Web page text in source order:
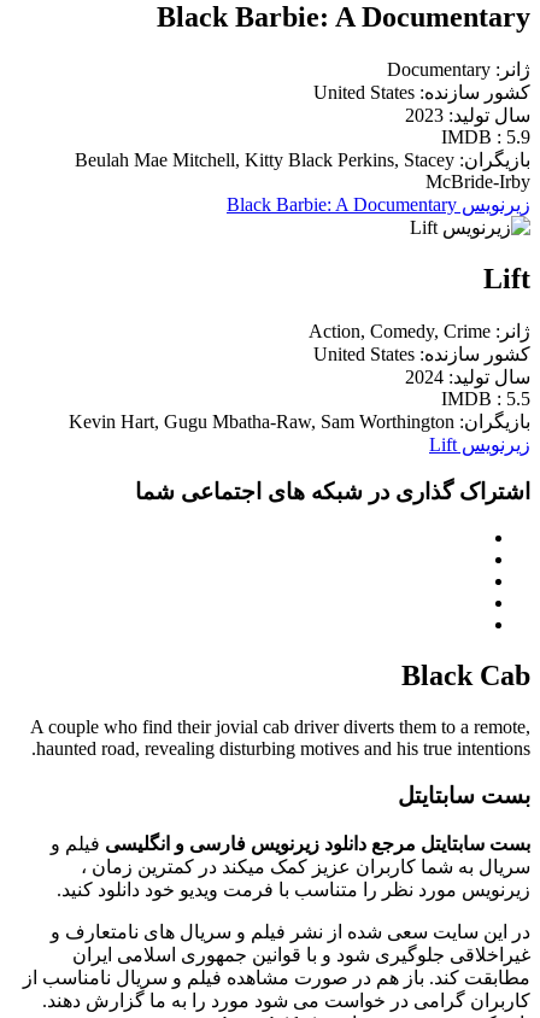
Black Barbie: A Documentary
ژانر: Documentary
کشور سازنده: United States
سال تولید: 2023
IMDB : 5.9
بازیگران: Beulah Mae Mitchell, Kitty Black Perkins, Stacey
McBride-Irby
زیرنویس Black Barbie: A Documentary
Lift
ژانر: Action, Comedy, Crime
کشور سازنده: United States
سال تولید: 2024
IMDB : 5.5
بازیگران: Kevin Hart, Gugu Mbatha-Raw, Sam Worthington
زیرنویس Lift
اشتراک گذاری در شبکه های اجتماعی شما
Black Cab
A couple who find their jovial cab driver diverts them to a remote,
haunted road, revealing disturbing motives and his true intentions.
بست سابتایتل
بست سابتایتل مرجع دانلود زیرنویس فارسی و انگلیسی فیلم و
سریال به شما کاربران عزیز کمک میکند در کمترین زمان ،
زیرنویس مورد نظر را متناسب با فرمت ویدیو خود دانلود کنید.
در این سایت سعی شده از نشر فیلم و سریال های نامتعارف و
غیراخلاقی جلوگیری شود و با قوانین جمهوری اسلامی ایران
مطابقت کند. باز هم در صورت مشاهده فیلم و سریال نامناسب از
کاربران گرامی در خواست می شود مورد را به ما گزارش دهند.